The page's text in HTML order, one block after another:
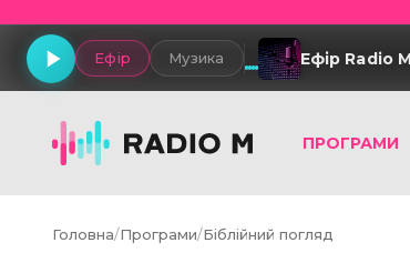
Ефір Музика Ефір Radio M
ПРОГРАМИ
Головна/Програми/Біблійний погляд